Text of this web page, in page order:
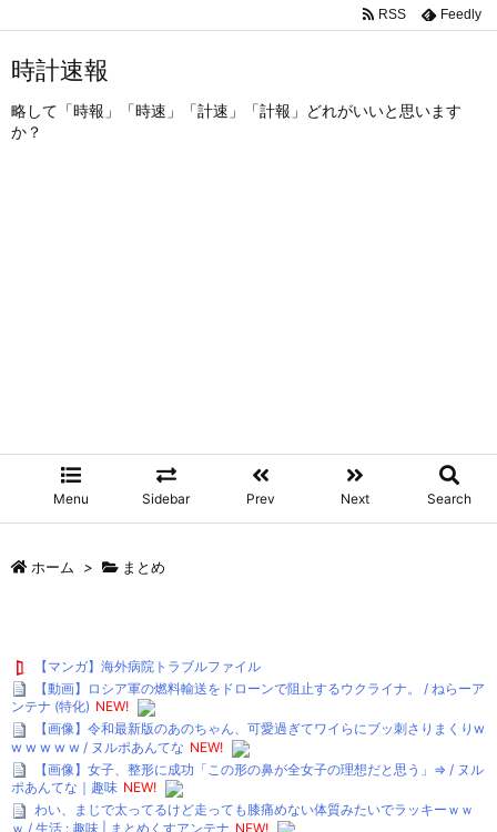
時計速報
略して「時報」「時速」「計速」「計報」どれがいいと思います
か？
Menu Sidebar Prev Next Search
RSS Feedly
ホーム > まとめ
【マンガ】海外病院トラブルファイル
【動画】ロシア軍の燃料輸送をドローンで阻止するウクライナ。 / ねらーア
ンテナ (特化) NEW!
【画像】令和最新版のあのちゃん、可愛過ぎてワイらにブッ刺さりまくりw
w w w w w / ヌルポあんてな NEW!
【画像】女子、整形に成功「この形の鼻が全女子の理想だと思う」⇒ / ヌル
ポあんてな｜趣味 NEW!
わい、まじで太ってるけど走っても膝痛めない体質みたいでラッキーｗｗ
ｗ / 生活 : 趣味 | まとめくすアンテナ NEW!